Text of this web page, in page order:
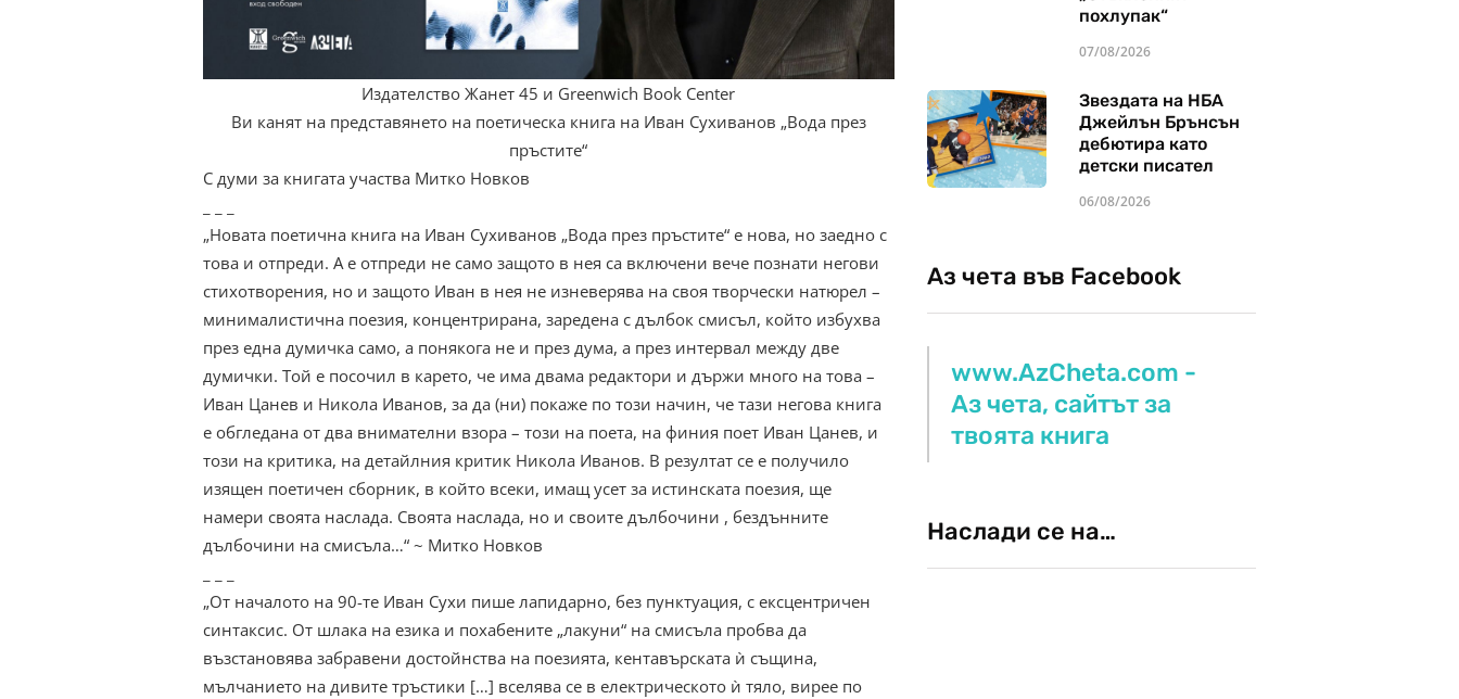
Издателство Жанет 45 и Greenwich Book Center
Ви канят на представянето на поетическа книга на Иван Сухиванов „Вода през
пръстите“
С думи за книгата участва Митко Новков
„Новата поетична книга на Иван Сухиванов „Вода през пръстите“ е нова, но заедно с
това и отпреди. А е отпреди не само защото в нея са включени вече познати негови
стихотворения, но и защото Иван в нея не изневерява на своя творчески натюрел –
минималистична поезия, концентрирана, заредена с дълбок смисъл, който избухва
през една думичка само, а понякога не и през дума, а през интервал между две
думички. Той е посочил в карето, че има двама редактори и държи много на това –
Иван Цанев и Никола Иванов, за да (ни) покаже по този начин, че тази негова книга
е обгледана от два внимателни взора – този на поета, на финия поет Иван Цанев, и
този на критика, на детайлния критик Никола Иванов. В резултат се е получило
изящен поетичен сборник, в който всеки, имащ усет за истинската поезия, ще
намери своята наслада. Своята наслада, но и своите дълбочини , бездънните
дълбочини на смисъла…“ ~ Митко Новков
„От началото на 90-те Иван Сухи пише лапидарно, без пунктуация, с ексцентричен
синтаксис. От шлака на езика и похабените „лакуни“ на смисъла пробва да
възстановява забравени достойнства на поезията, кентавърската ѝ същина,
мълчанието на дивите тръстики […] вселява се в електрическото ѝ тяло, вирее по
похлупак“
07/08/2026
Звездата на НБА
Джейлън Брънсън
дебютира като
детски писател
06/08/2026
Аз чета във Facebook
www.AzCheta.com -
Аз чета, сайтът за
твоята книга
Наслади се на…